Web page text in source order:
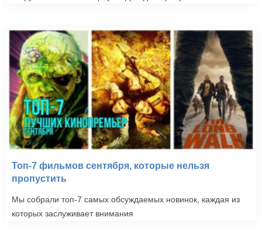
Топ-7 фильмов сентября, которые нельзя
пропустить
Мы собрали топ-7 самых обсуждаемых новинок, каждая из
которых заслуживает внимания